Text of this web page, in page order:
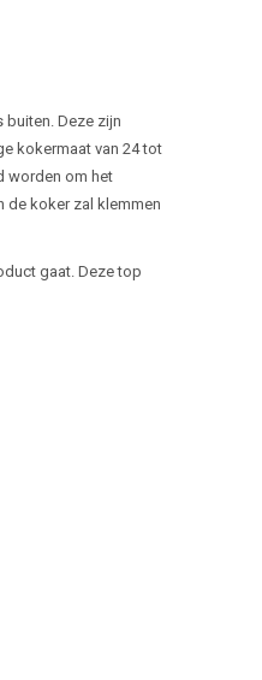
Deze zijn
kokermaat van 24 tot
worden om het
de koker zal klemmen
gaat. Deze top